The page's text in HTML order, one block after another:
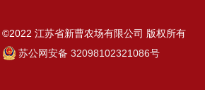
©2022 江苏省新曹农场有限公司 版权所有
苏公网安备 32098102321086号